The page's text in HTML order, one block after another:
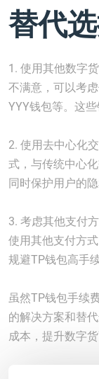
替代
1. 使用其他数字
不满意，可以考
YYY钱包等。这
2. 使用去中心化
式，与传统中心
同时保护用户的隐
3. 考虑其他支付
使用其他支付方
规避TP钱包高手
虽然TP钱包手续
的解决方案和替
成本，提升数字